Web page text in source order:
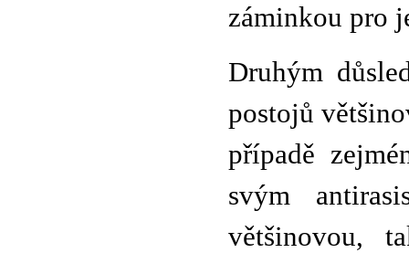
záminkou pro
Druhým
postojů
případě
svým
většinovou,